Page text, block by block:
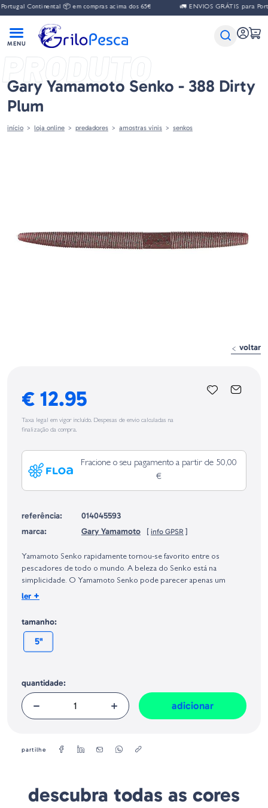
Continental 📦 em compras acima dos 65€ 🚛 ENVIOS GRÁTIS para Portugal
PRODUTO
Gary Yamamoto Senko - 388 Dirty
Plum
início loja online predadores amostras vinis senkos
voltar
€ 12.95
Taxa legal em vigor incluído. Despesas de envio calculadas na
finalização da compra.
Fracione o seu pagamento a partir de 50,00
€
referência:
014045593
marca:
Gary Yamamoto [ info GPSR ]
Europeia, dos produtos da marca, conforme requerido no Regulamento
Geral sobre a Segurança dos Produtos (GPSR):
Yamamoto Senko rapidamente tornou-se favorito entre os
pescadores de todo o mundo. A beleza do Senko está na
simplicidade. O Yamamoto Senko pode parecer apenas um
verme plástico grosso e redondo, mas a taxa de queda criada a
peixes loucos.
ler +
tamanho:
5"
quantidade:
adicionar
partilhe
descubra todas as cores